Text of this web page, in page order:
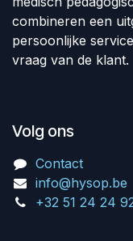
combineren een
persoonlijke
vraag van de klant.
Volg ons
Contact
info@hysop.be
+32 51 24 24